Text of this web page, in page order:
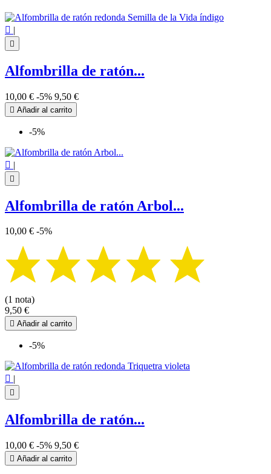
 |

Alfombrilla de ratón...
10,00 € -5% 9,50 €
 Añadir al carrito
-5%
 |

Alfombrilla de ratón Arbol...
10,00 € -5%
(1 nota)
9,50 €
 Añadir al carrito
-5%
 |

Alfombrilla de ratón...
10,00 € -5% 9,50 €
 Añadir al carrito